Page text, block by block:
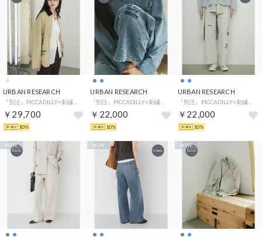
URBAN RESEARCH
『別注』PICCADILLY×刺繍カバーオール （ベージュ）
￥29,700
10%
URBAN RESEARCH
『別注』PICCADILLY×刺繍デニムパンツ （ライトインディゴブル）
￥22,000
10%
URBAN RESEARCH
『別注』PICCADILLY×刺繍デニムパンツ （グレー系その他）
￥22,000
10%
NEW NEW NEW